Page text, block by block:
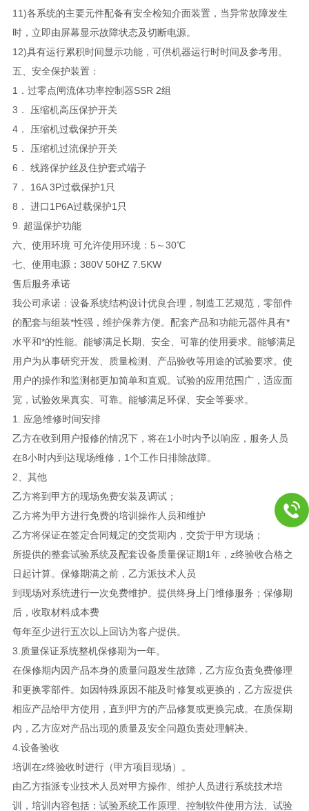
11)各系统的主要元件配备有安全检知介面装置，当异常故障发生
时，立即由屏幕显示故障状态及切断电源。
12)具有运行累积时间显示功能，可供机器运行时时间及参考用。
五、安全保护装置：
1．过零点闸流体功率控制器SSR 2组
3． 压缩机高压保护开关
4． 压缩机过载保护开关
5． 压缩机过流保护开关
6． 线路保护丝及住护套式端子
7． 16A 3P过载保护1只
8． 进口1P6A过载保护1只
9. 超温保护功能
六、使用环境 可允许使用环境：5～30℃
七、使用电源：380V 50HZ 7.5KW
售后服务承诺
我公司承诺：设备系统结构设计优良合理，制造工艺规范，零部件
的配套与组装*性强，维护保养方便。配套产品和功能元器件具有*
水平和*的性能。能够满足长期、安全、可靠的使用要求。能够满足
用户为从事研究开发、质量检测、产品验收等用途的试验要求。使
用户的操作和监测都更加简单和直观。试验的应用范围广，适应面
宽，试验效果真实、可靠。能够满足环保、安全等要求。
1. 应急维修时间安排
乙方在收到用户报修的情况下，将在1小时内予以响应，服务人员
在8小时内到达现场维修，1个工作日排除故障。
2、其他
乙方将到甲方的现场免费安装及调试；
乙方将为甲方进行免费的培训操作人员和维护
乙方将保证在签定合同规定的交货期内，交货于甲方现场；
所提供的整套试验系统及配套设备质量保证期1年，z终验收合格之
日起计算。保修期满之前，乙方派技术人员
到现场对系统进行一次免费维护。提供终身上门维修服务；保修期
后，收取材料成本费
每年至少进行五次以上回访为客户提供。
3.质量保证系统整机保修期为一年。
在保修期内因产品本身的质量问题发生故障，乙方应负责免费修理
和更换零部件。如因特殊原因不能及时修复或更换的，乙方应提供
相应产品给甲方使用，直到甲方的产品修复或更换完成。在质保期
内，乙方应对产品出现的质量及安全问题负责处理解决。
4.设备验收
培训在z终验收时进行（甲方项目现场）。
由乙方指派专业技术人员对甲方操作、维护人员进行系统技术培
训，培训内容包括：试验系统工作原理、控制软件使用方法、试验